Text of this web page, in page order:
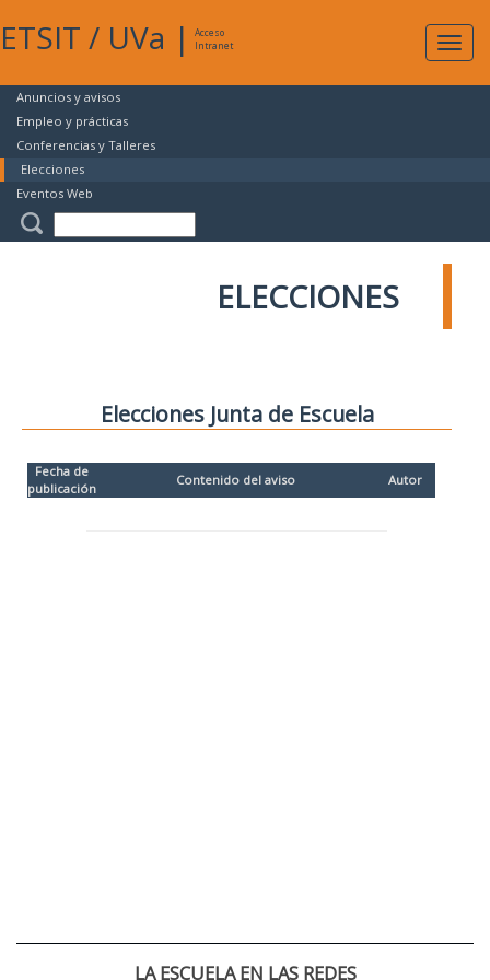
ETSIT / UVa |
Acceso
Intranet
Anuncios y avisos
Empleo y prácticas
Conferencias y Talleres
Elecciones
Eventos Web
ELECCIONES
Elecciones Junta de Escuela
Fecha de
publicación
Contenido del aviso Autor
LA ESCUELA EN LAS REDES